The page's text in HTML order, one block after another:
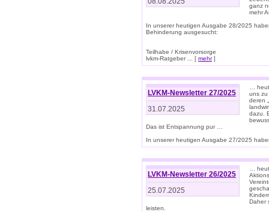
ganz
mehr
In unserer heutigen Ausgabe 28/2025
Behinderung ausgesucht:
Teilhabe / Krisenvorsorge
lvkm-Ratgeber ... [ mehr]
LVKM-Newsletter 27/2025
31.07.2025
…
uns zu
deren
dazu.
Das ist Entspannung pur …
In unserer heutigen Ausgabe 27/2025
LVKM-Newsletter 26/2025
25.07.2025
…
Daher
leisten.